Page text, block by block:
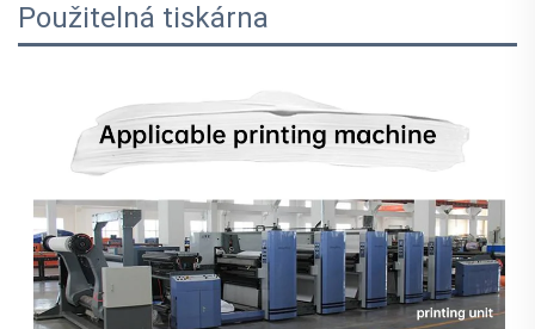
Použitelná tiskárna